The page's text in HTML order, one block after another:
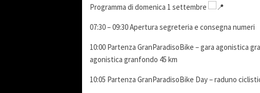
Programma di domenica 1 settembre
07:30 – 09:30 Apertura segreteria e consegna numeri
10:00 Partenza GranParadisoBike – gara agonistica
agonistica granfondo 45 km
10:05 Partenza GranParadisoBike Day – raduno